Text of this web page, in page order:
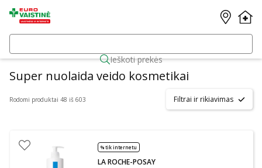
Ieškoti prekės
Super nuolaida veido kosmetikai
Rodomi produktai 48 iš 603 Filtrai ir rikiavimas
% tik internetu
LA ROCHE-POSAY